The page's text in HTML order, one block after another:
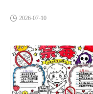
2026-07-10